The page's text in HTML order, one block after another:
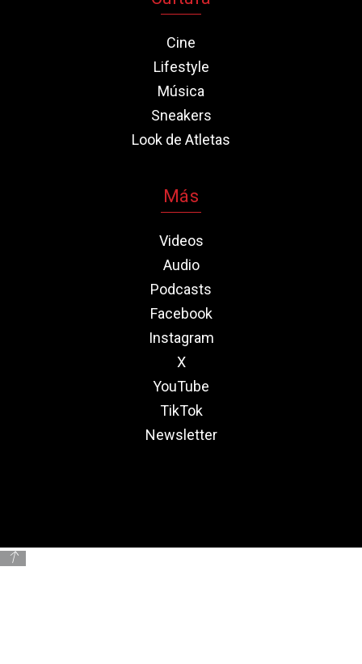
Cine
Lifestyle
Música
Sneakers
Look de Atletas
Más
Videos
Audio
Podcasts
Facebook
Instagram
X
YouTube
TikTok
Newsletter